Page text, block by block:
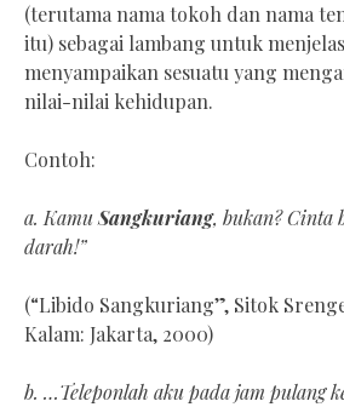
(terutama nama tokoh dan nama
itu) sebagai lambang untuk
menyampaikan sesuatu yang
nilai-nilai kehidupan.
Contoh:
a. KamuSangkuriang, bukan? Cinta
darah!”
(“Libido Sangkuriang”, Sitok
Kalam: Jakarta, 2000)
b. …Teleponlah aku pada jam pulang